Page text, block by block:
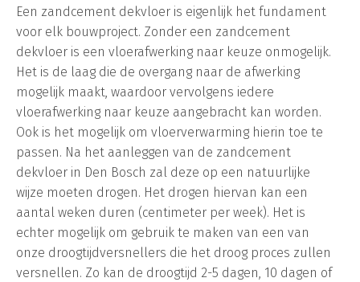
Een zandcement dekvloer is eigenlijk het fundament
voor elk bouwproject. Zonder een zandcement
dekvloer is een vloerafwerking naar keuze onmogelijk.
Het is de laag die de overgang naar de afwerking
mogelijk maakt, waardoor vervolgens iedere
vloerafwerking naar keuze aangebracht kan worden.
Ook is het mogelijk om vloerverwarming hierin toe te
passen. Na het aanleggen van de zandcement
dekvloer in Den Bosch zal deze op een natuurlijke
wijze moeten drogen. Het drogen hiervan kan een
aantal weken duren (centimeter per week). Het is
echter mogelijk om gebruik te maken van een van
onze droogtijdversnellers die het droog proces zullen
versnellen. Zo kan de droogtijd 2-5 dagen, 10 dagen of